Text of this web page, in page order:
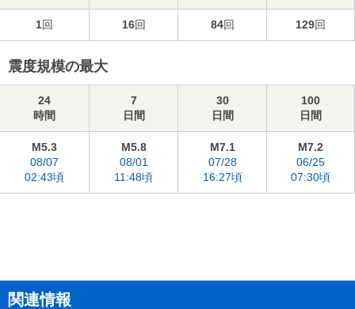
1回 16回 84回 129回
震度規模の最大
24
時間
7
日間
30
日間
100
日間
M5.3
08/07
02:43頃
M5.8
08/01
11:48頃
M7.1
07/28
16:27頃
M7.2
06/25
07:30頃
関連情報